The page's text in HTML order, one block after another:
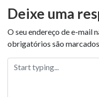
Deixe uma
O seu endereço de e-mail
obrigatórios são